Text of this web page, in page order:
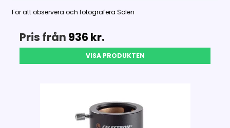
För att observera och fotografera Solen
Pris från 936 kr.
VISA PRODUKTEN